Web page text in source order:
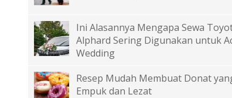
Ini Alasannya Mengapa Sewa
Alphard Sering Digunakan untuk
Wedding
Resep Mudah Membuat Donat
Empuk dan Lezat